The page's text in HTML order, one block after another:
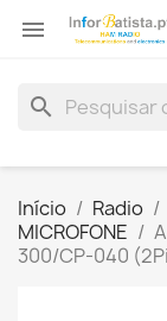

search
Início Radio
MICROFONE
300/CP-040